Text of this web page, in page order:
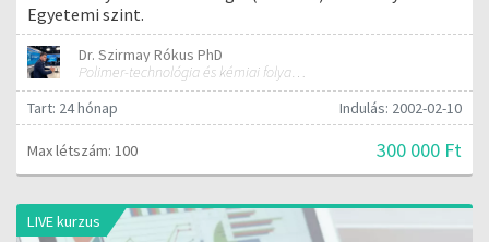
Egyetemi szint.
Dr. Szirmay Rókus PhD
Polimer-technológia és kémiai folyamat-technológia
Tart: 24 hónap
Indulás: 2002-02-10
Max létszám: 100 300 000 Ft
LIVE kurzus